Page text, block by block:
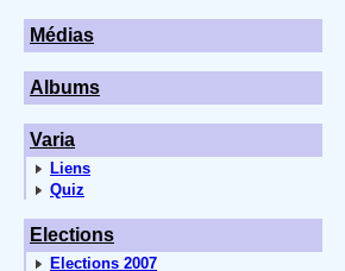
Médias
Albums
Varia
Liens
Quiz
Elections
Elections 2007